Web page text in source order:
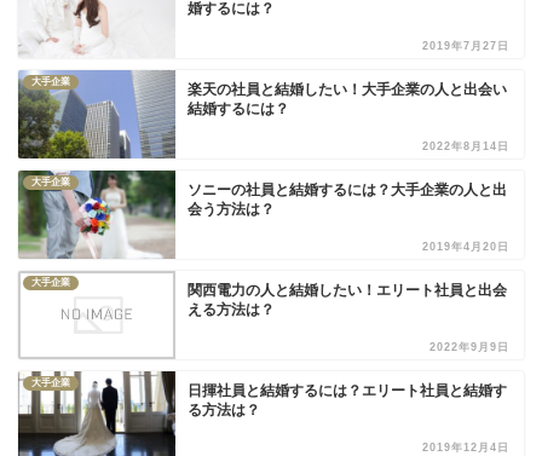
婚するには？
2019年7月27日
大手企業
楽天の社員と結婚したい！大手企業の人と出会い
結婚するには？
2022年8月14日
大手企業
ソニーの社員と結婚するには？大手企業の人と出
会う方法は？
2019年4月20日
大手企業
関西電力の人と結婚したい！エリート社員と出会
える方法は？
2022年9月9日
大手企業
日揮社員と結婚するには？エリート社員と結婚す
る方法は？
2019年12月4日